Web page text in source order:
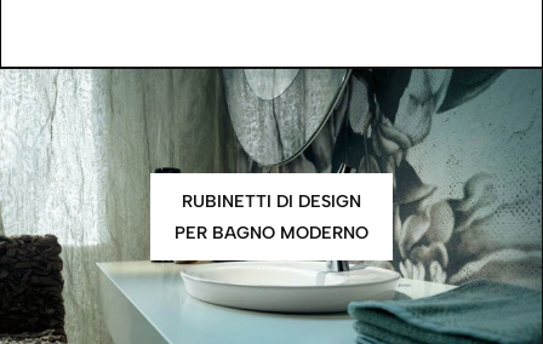
RUBINETTI DI DESIGN
PER BAGNO MODERNO